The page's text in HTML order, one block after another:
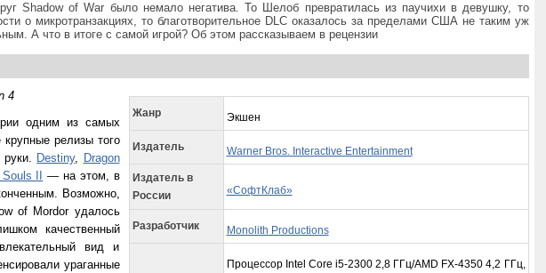
Shadow of War было немало негатива. То Шелоб превратилась из паучихи в девушку, то
о микротранзакциях, то благотворительное DLC оказалось за пределами США не таким уж
А что в итоге с самой игрой? Об этом рассказываем в рецензии
Жанр Экшен
Издатель Warner Bros. Interactive Entertainment
Издатель в
России
«СофтКлаб»
Разработчик Monolith Productions
Процессор Intel Core i5-2300 2,8 ГГц/AMD FX-4350 4,2 ГГц,
4
одним из самых
релизы того
Destiny, Dragon
II
— на этом, в
Возможно,
of Mordor удалось
качественный
вид и
ураганные